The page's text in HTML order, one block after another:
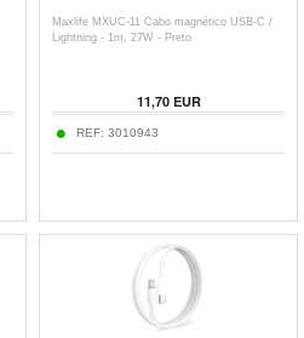
Maxlife MXUC-11 Cabo magnético USB-C /
Lightning - 1m, 27W - Preto
11,70EUR
REF: 3010943